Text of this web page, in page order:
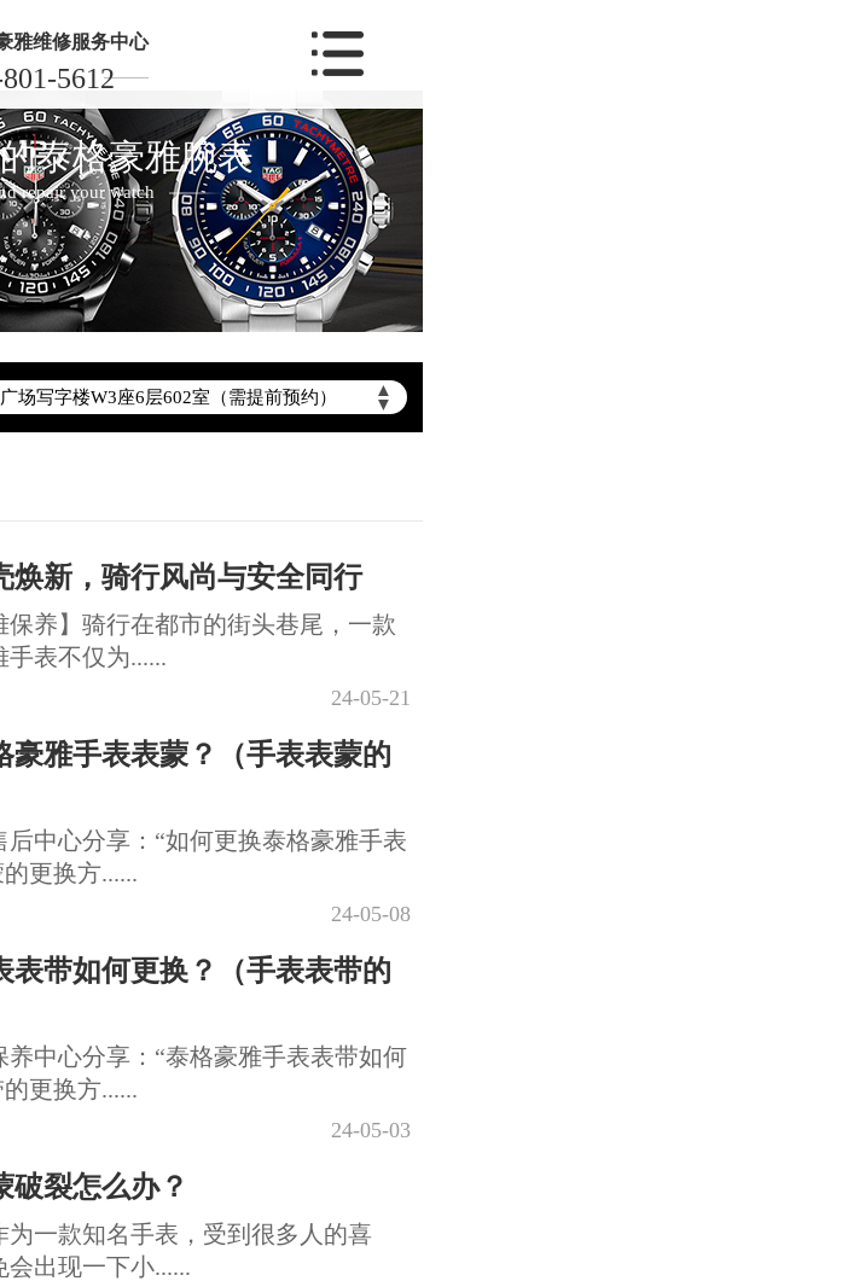
雅维修服务中心
5612
泰格豪雅腕表
repair your watch
▲
▼
务网络优化升级公告
后客户服务热线：400-801-5612
最新网点地址：
场写字楼W3座6层602室（需提前预约）
北京市朝阳区建国门外大街甲6号华熙国际中心写字楼D座11层1102室（需提前预约）
北京市朝阳区建国门外大街甲6号华熙国际中心D座11层1102室泰格豪雅售后服务中心（需提前预约）
焕新，骑行风尚与安全同行
保养】骑行在都市的街头巷尾，一款
表不仅为......
24-05-21
豪雅手表表蒙？（手表表蒙的
后中心分享：“如何更换泰格豪雅手表
更换方......
24-05-08
表带如何更换？（手表表带的
养中心分享：“泰格豪雅手表表带如何
更换方......
24-05-03
破裂怎么办？
为一款知名手表，受到很多人的喜
出现一下小......